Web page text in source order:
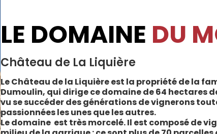
LE DOMAINE DU
Château de La Liquière
Le Château de la Liquière est la propriété de la
Dumoulin, qui dirige ce domaine de 64 hectares
vu se succéder des générations de vignerons
passionnées les unes que les autres.
Le domaine est très morcelé. Il est composé de